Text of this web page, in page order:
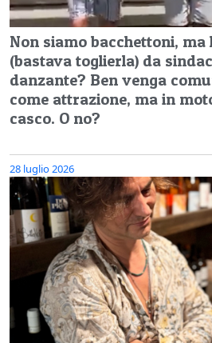
Non siamo bacchettoni,
(bastava toglierla) da
danzante? Ben venga
come attrazione, ma in
casco. O no?
28 luglio 2026